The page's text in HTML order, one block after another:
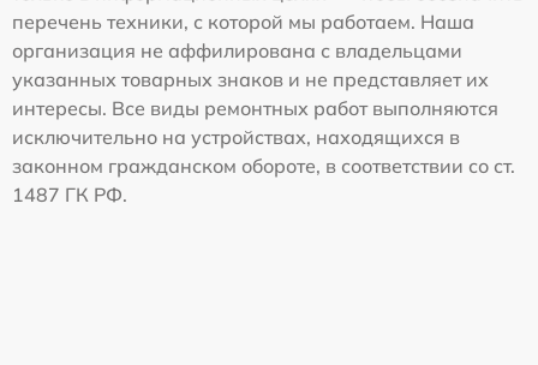
перечень техники, с которой мы работаем. Наша
организация не аффилирована с владельцами
указанных товарных знаков и не представляет их
интересы. Все виды ремонтных работ выполняются
исключительно на устройствах, находящихся в
законном гражданском обороте, в соответствии со ст.
1487 ГК РФ.